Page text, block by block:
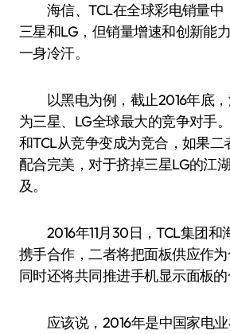
海信、TCL在全球彩电销量中
三星和LG，但销量增速和创新能
一身冷汗。
以黑电为例，截止2016年底，
为三星、LG全球最大的竞争对手
和TCL从竞争变成为竞合，如果
配合完美，对于挤掉三星LG的江
及。
2016年11月30日，TCL集团和
携手合作，二者将把面板供应作
同时还将共同推进手机显示面板的
应该说，2016年是中国家电业